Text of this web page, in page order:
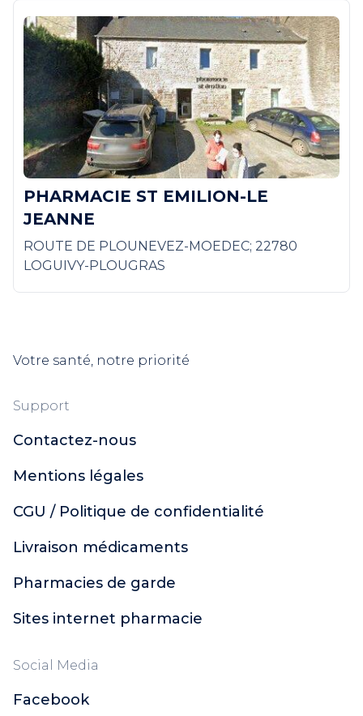
PHARMACIE ST EMILION-LE
JEANNE
ROUTE DE PLOUNEVEZ-MOEDEC; 22780
LOGUIVY-PLOUGRAS
Votre santé, notre priorité
Support
Contactez-nous
Mentions légales
CGU / Politique de confidentialité
Livraison médicaments
Pharmacies de garde
Sites internet pharmacie
Social Media
Facebook